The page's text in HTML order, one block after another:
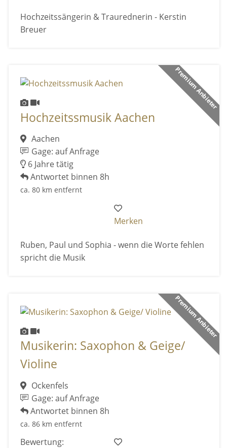
Hochzeitssängerin & Traurednerin - Kerstin
Breuer
Premium Anbieter
Hochzeitssmusik Aachen
Aachen
Gage: auf Anfrage
6 Jahre tätig
Antwortet binnen 8h
ca. 80 km entfernt
Merken
Ruben, Paul und Sophia - wenn die Worte fehlen
spricht die Musik
Premium Anbieter
Musikerin: Saxophon & Geige/
Violine
Ockenfels
Gage: auf Anfrage
Antwortet binnen 8h
ca. 86 km entfernt
Bewertung: